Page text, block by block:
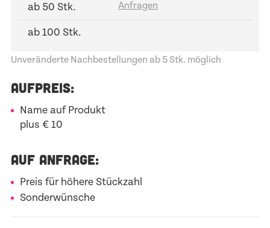
ab 50 Stk.
ab 100 Stk.
Unveränderte Nachbestellungen ab 5 Stk. möglich
AUFPREIS:
Name auf Produkt
plus € 10
AUF ANFRAGE:
Preis für höhere Stückzahl
Sonderwünsche